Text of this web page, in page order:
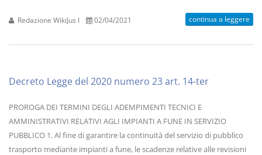
Redazione WikiJus I 02/04/2021 continua a leggere
Decreto Legge del 2020 numero 23 art. 14-ter
PROROGA DEI TERMINI DEGLI ADEMPIMENTI TECNICI E
AMMINISTRATIVI RELATIVI AGLI IMPIANTI A FUNE IN SERVIZIO
PUBBLICO 1. Al fine di garantire la continuità del servizio di pubblico
trasporto mediante impianti a fune, le scadenze relative alle revisioni